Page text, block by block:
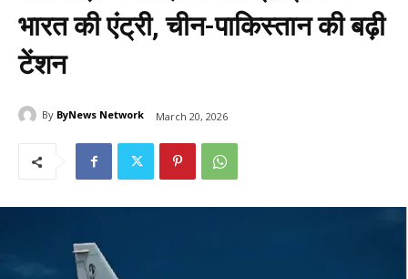
भारत की एंट्री, चीन-पाकिस्तान की बढ़ी
टेंशन
By ByNews Network March 20, 2026